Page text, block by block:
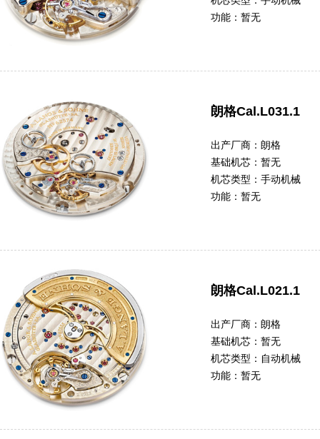
功能： 暂无
朗格Cal.L031.1
出产厂商： 朗格
基础机芯： 暂无
机芯类型： 手动机械
功能： 暂无
朗格Cal.L021.1
出产厂商： 朗格
基础机芯： 暂无
机芯类型： 自动机械
功能： 暂无